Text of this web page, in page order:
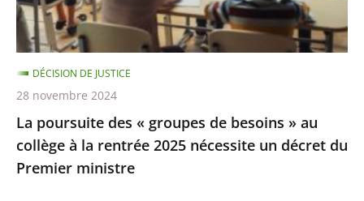
»
au
collège
à
la
rentrée
2025
nécessite
La poursuite des « groupes de besoins » au
collège à la rentrée 2025 nécessite un décret du
Premier ministre
DÉCISION DE JUSTICE
28 novembre 2024